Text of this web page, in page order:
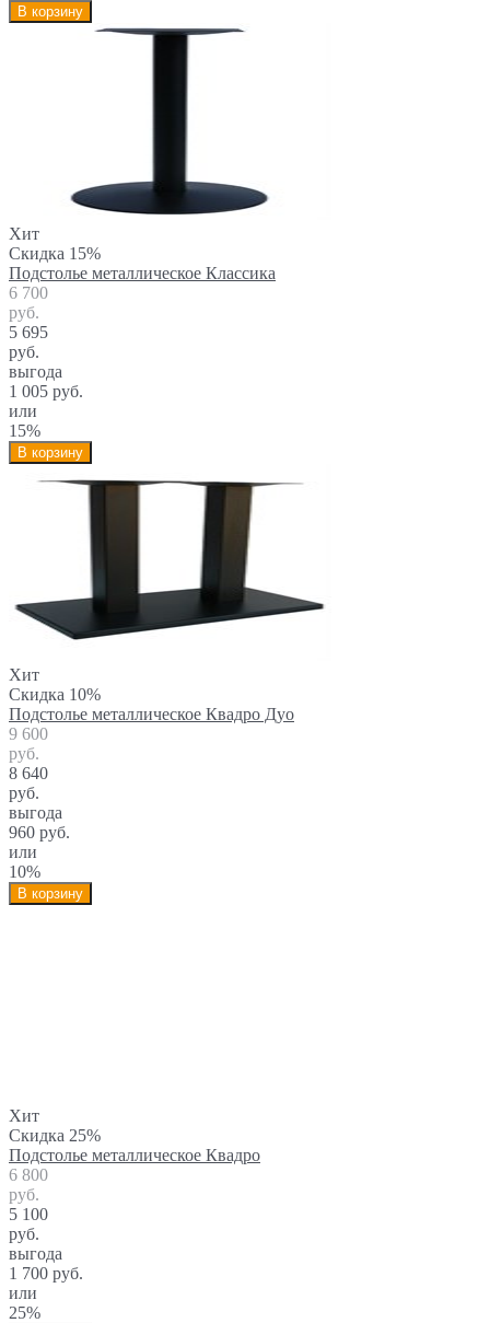
В корзину
Хит
Скидка 15%
Подстолье металлическое Классика
6 700
руб.
5 695
руб.
выгода
1 005 руб.
или
15%
В корзину
Хит
Скидка 10%
Подстолье металлическое Квадро Дуо
9 600
руб.
8 640
руб.
выгода
960 руб.
или
10%
В корзину
Хит
Скидка 25%
Подстолье металлическое Квадро
6 800
руб.
5 100
руб.
выгода
1 700 руб.
или
25%